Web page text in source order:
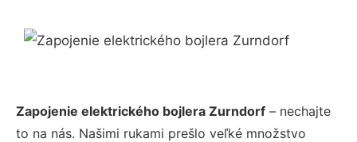
Zapojenie elektrického bojlera Zurndorf – nechajte
to na nás. Našimi rukami prešlo veľké množstvo